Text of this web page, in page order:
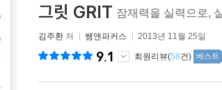
그릿 GRIT 잠재력을 실력으로,
김주환 저 쌤앤파커스 2013년 11월 25일
9.1 회원리뷰(58건) 베스트